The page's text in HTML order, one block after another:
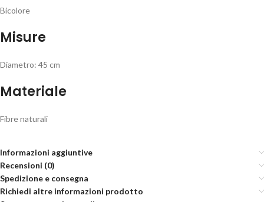
Bicolore
Misure
Diametro: 45 cm
Materiale
Fibre naturali
Informazioni aggiuntive
Recensioni (0)
Spedizione e consegna
Richiedi altre informazioni prodotto